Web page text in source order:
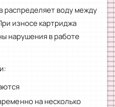
воду между
износе картриджа
нарушения в работе
на несколько